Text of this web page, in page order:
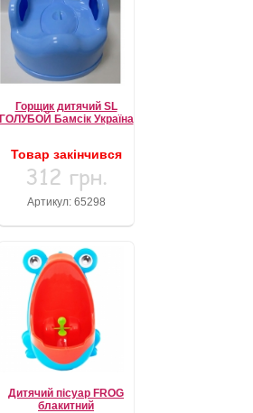
Горщик дитячий SL
ГОЛУБОЙ Бамсік Україна
Товар закінчився
312 грн.
Артикул: 65298
Дитячий пісуар FROG
блакитний